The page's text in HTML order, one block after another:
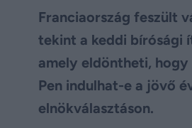
Franciaország feszült
tekint a keddi bírósági
amely eldöntheti, hogy
Pen indulhat-e a jövő
elnökválasztáson.